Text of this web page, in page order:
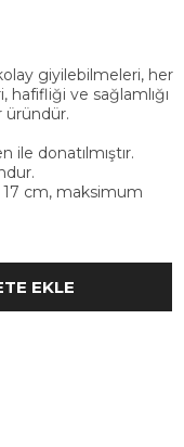
giyilebilmeleri, her
hafifliği ve sağlamlığı
üründür.
ile donatılmıştır.
cm, maksimum